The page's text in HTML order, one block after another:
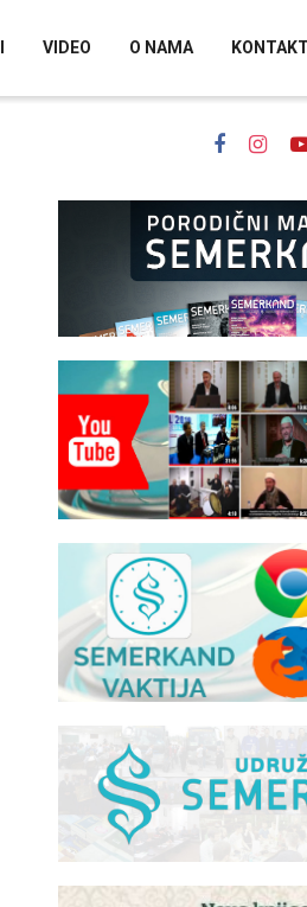
VIDEO O NAMA KONTAKT